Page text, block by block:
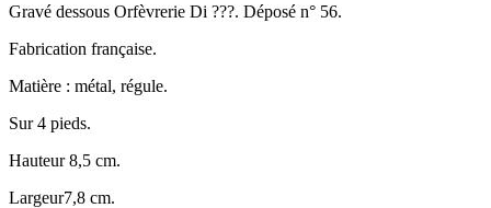
Gravé dessous Orfèvrerie Di ???. Déposé n° 56.
Fabrication française.
Matière : métal, régule.
Sur 4 pieds.
Hauteur 8,5 cm.
Largeur7,8 cm.